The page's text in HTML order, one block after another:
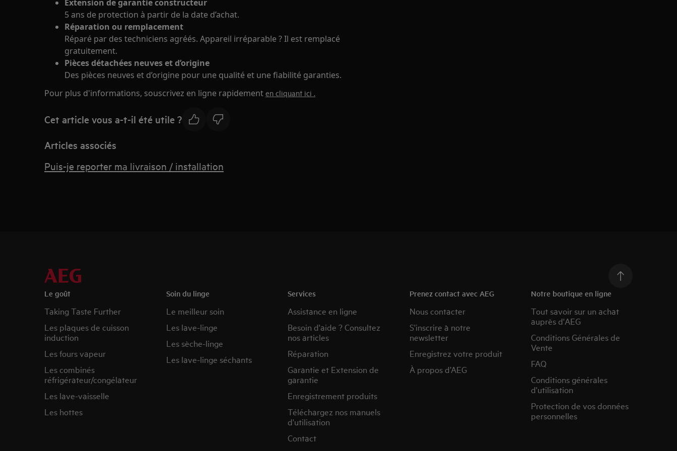
Extension de garantie constructeur
5 ans de protection à partir de la date d’achat.
Réparation ou remplacement
Réparé par des techniciens agréés. Appareil irréparable ? Il est remplacé
gratuitement.
Pièces détachées neuves et d’origine
Des pièces neuves et d’origine pour une qualité et une fiabilité garanties.
Pour plus d'informations, souscrivez en ligne rapidement en cliquant ici .
Cet article vous a-t-il été utile ?
Articles associés
Puis-je reporter ma livraison / installation
Le goût
Taking Taste Further
Les plaques de cuisson
induction
Les fours vapeur
Les combinés
réfrigérateur/congélateur
Les lave-vaisselle
Les hottes
Soin du linge
Le meilleur soin
Les lave-linge
Les sèche-linge
Les lave-linge séchants
Services
Assistance en ligne
Besoin d'aide ? Consultez
nos articles
Réparation
Garantie et Extension de
garantie
Enregistrement produits
Téléchargez nos manuels
d'utilisation
Contact
Prenez contact avec AEG
Nous contacter
S'inscrire à notre
newsletter
Enregistrez votre produit
À propos d’AEG
Notre boutique en ligne
Tout savoir sur un achat
auprès d'AEG
Conditions Générales de
Vente
FAQ
Conditions générales
d'utilisation
Protection de vos données
personnelles